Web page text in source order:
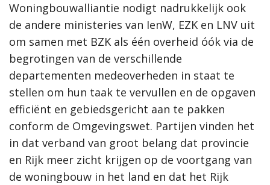
Woningbouwalliantie nodigt nadrukkelijk ook
de andere ministeries van IenW, EZK en LNV uit
om samen met BZK als één overheid óók via de
begrotingen van de verschillende
departementen medeoverheden in staat te
stellen om hun taak te vervullen en de opgaven
efficiënt en gebiedsgericht aan te pakken
conform de Omgevingswet. Partijen vinden het
in dat verband van groot belang dat provincie
en Rijk meer zicht krijgen op de voortgang van
de woningbouw in het land en dat het Rijk